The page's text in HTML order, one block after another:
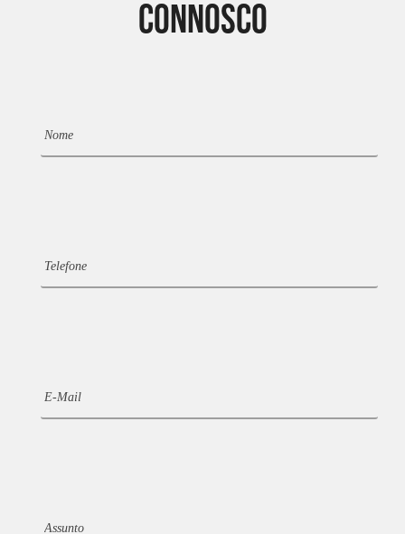
connosco